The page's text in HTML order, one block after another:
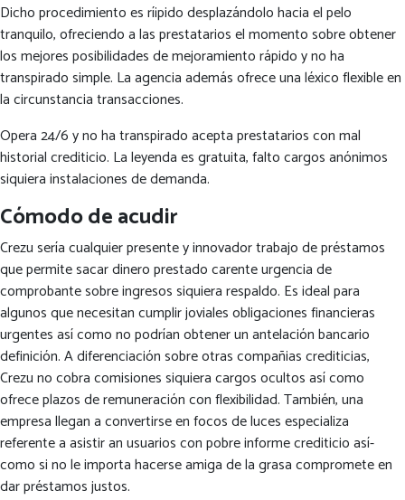
Dicho procedimiento es rí¡pido desplazándolo hacia el pelo
tranquilo, ofreciendo a las prestatarios el momento sobre obtener
los mejores posibilidades de mejoramiento rápido y no ha
transpirado simple. La agencia además ofrece una léxico flexible en
la circunstancia transacciones.
Opera 24/6 y no ha transpirado acepta prestatarios con mal
historial crediticio. La leyenda es gratuita, falto cargos anónimos
siquiera instalaciones de demanda.
Cómodo de acudir
Crezu serí­a cualquier presente y innovador trabajo de préstamos
que permite sacar dinero prestado carente urgencia de
comprobante sobre ingresos siquiera respaldo. Es ideal para
algunos que necesitan cumplir joviales obligaciones financieras
urgentes así­ como no podrían obtener un antelación bancario
definición. A diferenciación sobre otras compañias crediticias,
Crezu no cobra comisiones siquiera cargos ocultos así­ como
ofrece plazos de remuneración con flexibilidad. También, una
empresa llegan a convertirse en focos de luces especializa
referente a asistir an usuarios con pobre informe crediticio así­
como si no le importa hacerse amiga de la grasa compromete en
dar préstamos justos.